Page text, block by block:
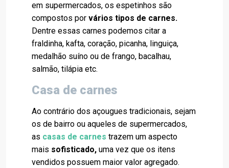
em supermercados, os espetinhos são
compostos por vários tipos de carnes.
Dentre essas carnes podemos citar a
fraldinha, kafta, coração, picanha, linguiça,
medalhão suíno ou de frango, bacalhau,
salmão, tilápia etc.
Casa de carnes
Ao contrário dos açougues tradicionais, sejam
os de bairro ou aqueles de supermercados,
as casas de carnes trazem um aspecto
mais sofisticado, uma vez que os itens
vendidos possuem maior valor agregado.